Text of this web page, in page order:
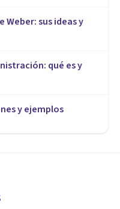
sus ideas y
qué es y
y ejemplos